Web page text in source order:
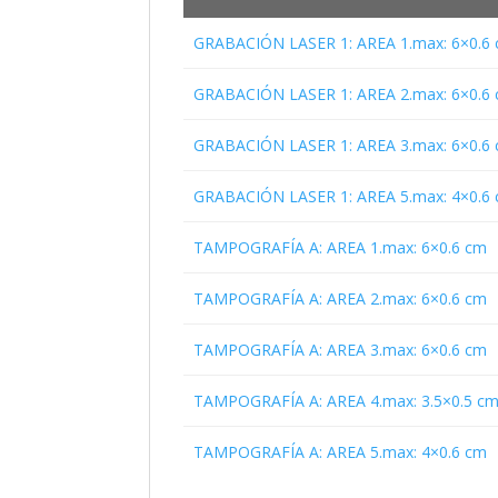
GRABACIÓN LASER 1: AREA 1.max: 6×0.6
GRABACIÓN LASER 1: AREA 2.max: 6×0.6
GRABACIÓN LASER 1: AREA 3.max: 6×0.6
GRABACIÓN LASER 1: AREA 5.max: 4×0.6
TAMPOGRAFÍA A: AREA 1.max: 6×0.6 cm
TAMPOGRAFÍA A: AREA 2.max: 6×0.6 cm
TAMPOGRAFÍA A: AREA 3.max: 6×0.6 cm
TAMPOGRAFÍA A: AREA 4.max: 3.5×0.5 cm
TAMPOGRAFÍA A: AREA 5.max: 4×0.6 cm